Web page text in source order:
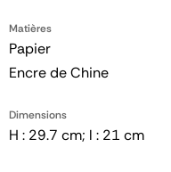
Matières
Papier
Encre de Chine
Dimensions
H : 29.7 cm; l : 21 cm